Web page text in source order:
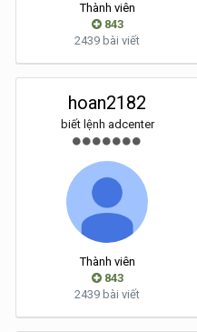
Thành viên
843
2439 bài viết
hoan2182
biết lệnh adcenter
Thành viên
843
2439 bài viết